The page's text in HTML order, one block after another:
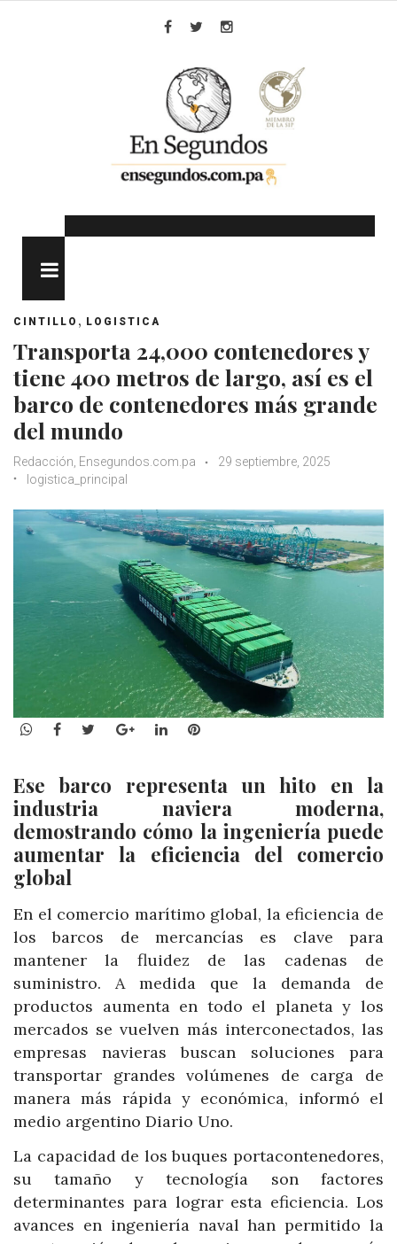
CINTILLO , LOGISTICA
Transporta 24,000 contenedores y
tiene 400 metros de largo, así es el
barco de contenedores más grande
del mundo
Redacción, Ensegundos.com.pa
29 septiembre, 2025
logistica_principal
WhatsApp
Facebook
TwitterGoogle+LinkedInPinterest
Ese barco representa un hito en la
industria naviera moderna,
demostrando cómo la ingeniería puede
aumentar la eficiencia del comercio
global
En el comercio marítimo global, la eficiencia de
los barcos de mercancías es clave para
mantener la fluidez de las cadenas de
suministro. A medida que la demanda de
productos aumenta en todo el planeta y los
mercados se vuelven más interconectados, las
empresas navieras buscan soluciones para
transportar grandes volúmenes de carga de
manera más rápida y económica, informó el
medio argentino Diario Uno.
La capacidad de los buques portacontenedores,
su tamaño y tecnología son factores
determinantes para lograr esta eficiencia. Los
avances en ingeniería naval han permitido la